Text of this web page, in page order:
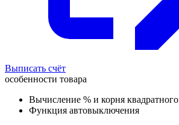
Выписать счёт
особенности товара
Вычисление % и корня квадратного
Функция автовыключения